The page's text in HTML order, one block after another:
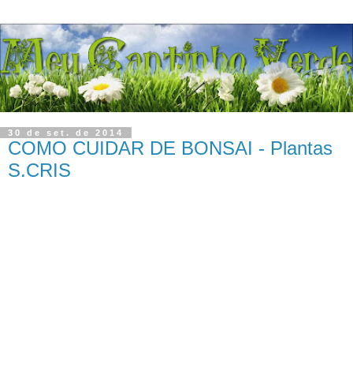
30 de set. de 2014
COMO CUIDAR DE BONSAI - Plantas
S.CRIS